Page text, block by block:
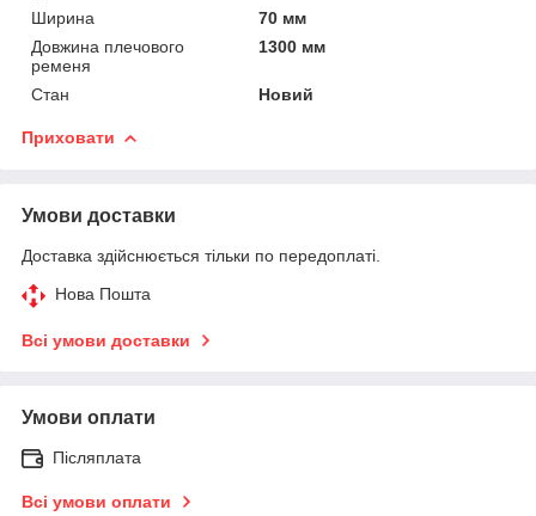
Ширина
70 мм
Довжина плечового
ременя
1300 мм
Стан Новий
Приховати
Умови доставки
Доставка здійснюється тільки по передоплаті.
Нова Пошта
Всі умови доставки
Умови оплати
Післяплата
Всі умови оплати